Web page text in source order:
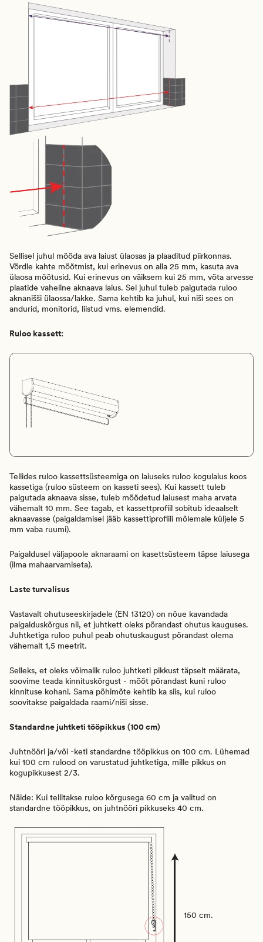
Sellisel juhul mõõda ava laiust ülaosas ja plaaditud piirkonnas.
Võrdle kahte mõõtmist, kui erinevus on alla 25 mm, kasuta ava
ülaosa mõõtusid. Kui erinevus on väiksem kui 25 mm, võta arvesse
plaatide vaheline aknaava laius. Sel juhul tuleb paigutada ruloo
aknanišši ülaossa/lakke. Sama kehtib ka juhul, kui niši sees on
andurid, monitorid, liistud vms. elemendid.
Ruloo kassett:
Tellides ruloo kassettsüsteemiga on laiuseks ruloo kogulaius koos
kassetiga (ruloo süsteem on kasseti sees). Kui kassett tuleb
paigutada aknaava sisse, tuleb mõõdetud laiusest maha arvata
vähemalt 10 mm. See tagab, et kassettprofiil sobitub ideaalselt
aknaavasse (paigaldamisel jääb kassettiprofiili mõlemale küljele 5
mm vaba ruumi).
Paigaldusel väljapoole aknaraami on kasettsüsteem täpse laiusega
(ilma mahaarvamiseta).
Laste turvalisus
Vastavalt ohutuseeskirjadele (EN 13120) on nõue kavandada
paigalduskõrgus nii, et juhtkett oleks põrandast ohutus kauguses.
Juhtketiga ruloo puhul peab ohutuskaugust põrandast olema
vähemalt 1,5 meetrit.
Selleks, et oleks võimalik ruloo juhtketi pikkust täpselt määrata,
soovime teada kinnituskõrgust - mõõt põrandast kuni ruloo
kinnituse kohani. Sama põhimõte kehtib ka siis, kui ruloo
soovitakse paigaldada raami/niši sisse.
Standardne juhtketi tööpikkus (100 cm)
Juhtnööri ja/või -keti standardne tööpikkus on 100 cm. Lühemad
kui 100 cm rulood on varustatud juhtketiga, mille pikkus on
kogupikkusest 2/3.
Näide: Kui tellitakse ruloo kõrgusega 60 cm ja valitud on
standardne tööpikkus, on juhtnööri pikkuseks 40 cm.
150 cm.